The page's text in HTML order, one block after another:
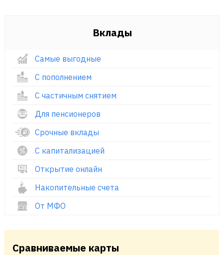
Вклады
Самые выгодные
С пополнением
С частичным снятием
Для пенсионеров
Срочные вклады
С капитализацией
Открытие онлайн
Накопительные счета
От МФО
Сравниваемые карты